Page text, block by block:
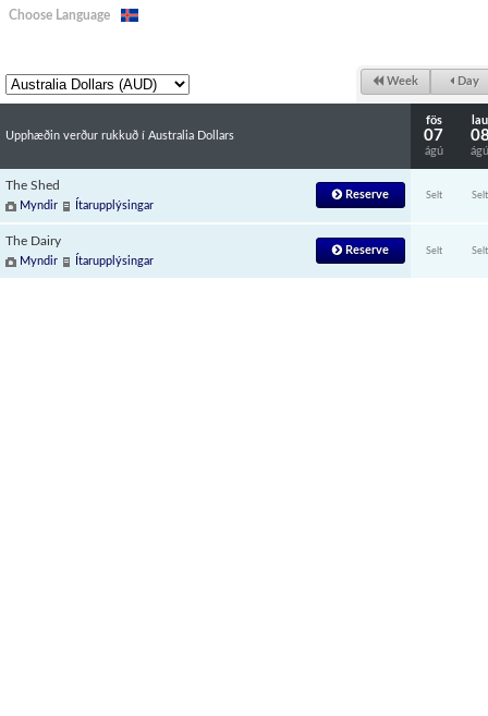
Choose Language
Week Day
Upphæðin verður rukkuð í Australia Dollars
fös
07
ágú
lau
ágú
The Shed
Myndir Ítarupplýsingar
Reserve Selt Selt
The Dairy
Myndir Ítarupplýsingar
Reserve Selt Selt